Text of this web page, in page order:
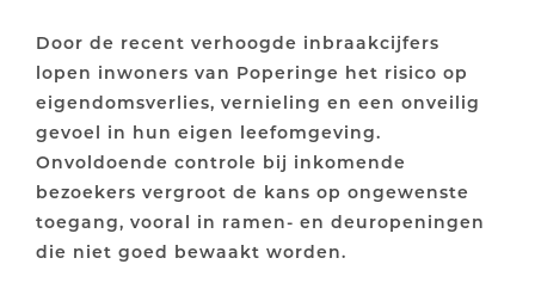
Door de recent verhoogde inbraakcijfers
lopen inwoners van Poperinge het risico op
eigendomsverlies, vernieling en een onveilig
gevoel in hun eigen leefomgeving.
Onvoldoende controle bij inkomende
bezoekers vergroot de kans op ongewenste
toegang, vooral in ramen- en deuropeningen
die niet goed bewaakt worden.